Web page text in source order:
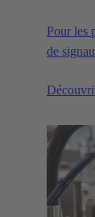
Pour les
de